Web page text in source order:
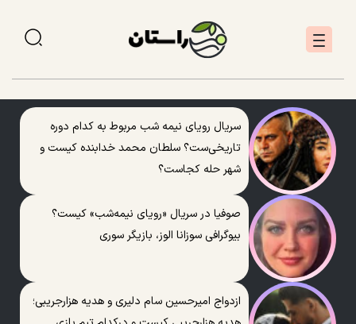
سریال رویای نیمه شب مربوط به کدام دوره
تاریخی‌ست؟ سلطان محمد خدابنده کیست و
شهر حله کجاست؟
صوفیا در سریال «رویای نیمه‌شب» کیست؟
بیوگرافی سوزانا الوز، بازیگر سوری
ازدواج امیرحسین سام دلیری و هدیه هزارجریبی؛